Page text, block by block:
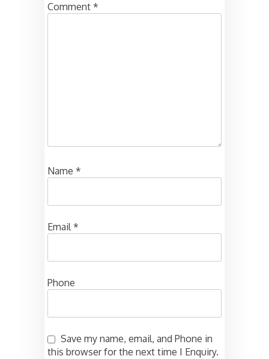
Comment *
Name *
Email*
Phone
Save my name, email, and Phone in
this browser for the next time I Enquiry.